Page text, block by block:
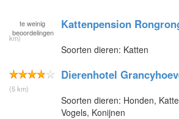
te weinig
beoordelingen
Kattenpension
km)
Soorten dieren: Katten
Dierenhotel
(5 km)
Soorten dieren: Honden,
Vogels, Konijnen